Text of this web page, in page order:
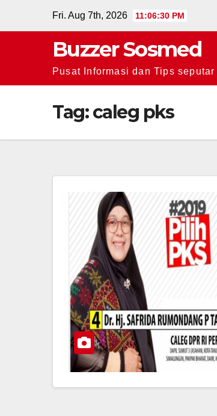
Fri. Aug 7th, 2026 11:06:31 PM
Buzzer Sosmed
Pusat Informasi dan Tips
Tag:caleg pks